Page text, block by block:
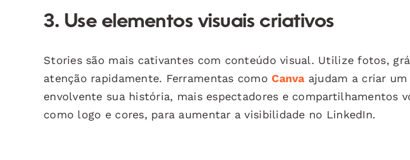
3. Use elementos visuais criativos
Stories são mais cativantes com conteúdo visual. Utilize fotos,
atenção rapidamente. Ferramentas comoCanvaajudam a criar um
envolvente sua história, mais espectadores e compartilhamentos
como logo e cores, para aumentar a visibilidade no LinkedIn.